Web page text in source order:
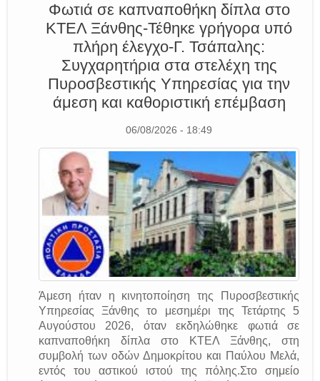
Φωτιά σε καπναποθήκη δίπλα στο
ΚΤΕΛ Ξάνθης-Τέθηκε γρήγορα υπό
πλήρη έλεγχο-Γ. Τσάπαλης:
Συγχαρητήρια στα στελέχη της
Πυροσβεστικής Υπηρεσίας για την
άμεση και καθοριστική επέμβαση
06/08/2026 - 18:49
Άμεση ήταν η κινητοποίηση της Πυροσβεστικής
Υπηρεσίας Ξάνθης το μεσημέρι της Τετάρτης 5
Αυγούστου 2026, όταν εκδηλώθηκε φωτιά σε
καπναποθήκη δίπλα στο ΚΤΕΛ Ξάνθης, στη
συμβολή των οδών Δημοκρίτου και Παύλου Μελά,
εντός του αστικού ιστού της πόλης.Στο σημείο